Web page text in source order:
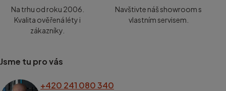
Na trhu od roku 2006.
Kvalita ověřená léty i
zákazníky.
Navštivte náš showroom s
vlastním servisem.
Jsme tu pro vás
+420 241 080 340